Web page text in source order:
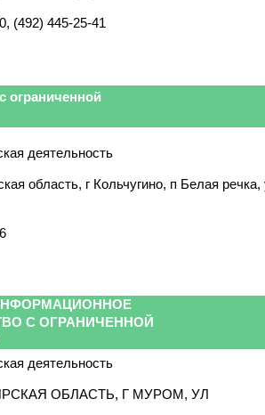
(492) 445-25-41
деятельность
область, г Кольчугино, п Белая речка,
С ОГРАНИЧЕННОЙ
деятельность
ОБЛАСТЬ, Г МУРОМ, УЛ